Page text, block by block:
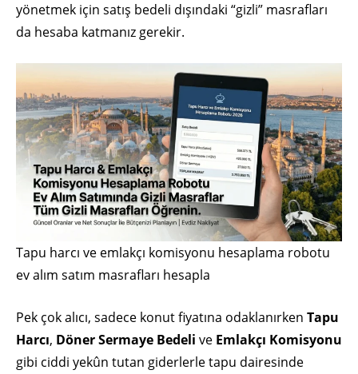
yönetmek için satış bedeli dışındaki “gizli” masrafları
da hesaba katmanız gerekir.
Tapu harcı ve emlakçı komisyonu hesaplama robotu
ev alım satım masrafları hesapla
Pek çok alıcı, sadece konut fiyatına odaklanırken Tapu
Harcı, Döner Sermaye Bedeli ve Emlakçı Komisyonu
gibi ciddi yekûn tutan giderlerle tapu dairesinde